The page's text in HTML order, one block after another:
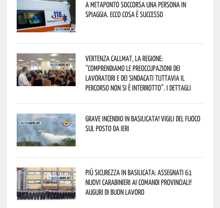
A Metaponto soccorsa una persona in
spiaggia. Ecco cosa è successo
Vertenza CallMat, la Regione:
“comprendiamo le preoccupazioni dei
lavoratori e dei sindacati tuttavia il
percorso non si è interrotto”. I dettagli
Grave incendio in Basilicata! Vigili del fuoco
sul posto da ieri
Più sicurezza in Basilicata: assegnati 61
nuovi Carabinieri ai Comandi provinciali!
Auguri di buon lavoro